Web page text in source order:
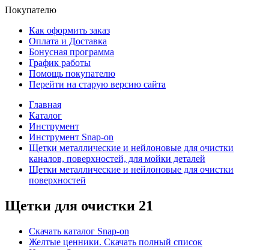
Покупателю
Как оформить заказ
Оплата и Доставка
Бонусная программа
График работы
Помощь покупателю
Перейти на старую версию сайта
Главная
Каталог
Инструмент
Инструмент Snap-on
Щетки металлические и нейлоновые для очистки
каналов, поверхностей, для мойки деталей
Щетки металлические и нейлоновые для очистки
поверхностей
Щетки для очистки 21
Скачать каталог Snap-on
Желтые ценники. Скачать полный список